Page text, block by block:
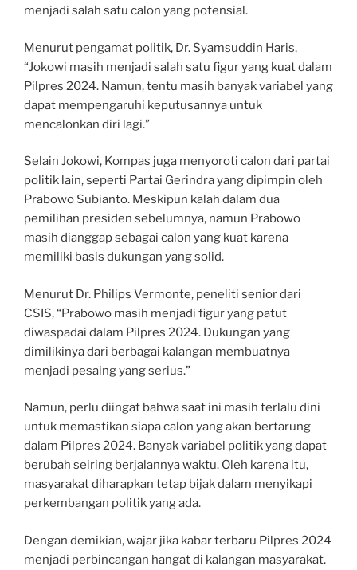
menjadi salah satu calon yang potensial.
Menurut pengamat politik, Dr. Syamsuddin Haris,
“Jokowi masih menjadi salah satu figur yang kuat dalam
Pilpres 2024. Namun, tentu masih banyak variabel yang
dapat mempengaruhi keputusannya untuk
mencalonkan diri lagi.”
Selain Jokowi, Kompas juga menyoroti calon dari partai
politik lain, seperti Partai Gerindra yang dipimpin oleh
Prabowo Subianto. Meskipun kalah dalam dua
pemilihan presiden sebelumnya, namun Prabowo
masih dianggap sebagai calon yang kuat karena
memiliki basis dukungan yang solid.
Menurut Dr. Philips Vermonte, peneliti senior dari
CSIS, “Prabowo masih menjadi figur yang patut
diwaspadai dalam Pilpres 2024. Dukungan yang
dimilikinya dari berbagai kalangan membuatnya
menjadi pesaing yang serius.”
Namun, perlu diingat bahwa saat ini masih terlalu dini
untuk memastikan siapa calon yang akan bertarung
dalam Pilpres 2024. Banyak variabel politik yang dapat
berubah seiring berjalannya waktu. Oleh karena itu,
masyarakat diharapkan tetap bijak dalam menyikapi
perkembangan politik yang ada.
Dengan demikian, wajar jika kabar terbaru Pilpres 2024
menjadi perbincangan hangat di kalangan masyarakat.